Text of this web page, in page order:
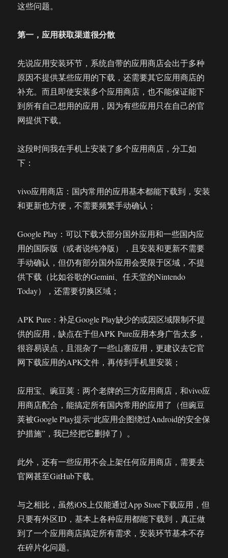
这些问题。
第一，应用获取渠道很分散
先说应用安装环节，系统自带的应用商店会出于多种
原因不提供某些应用的下载，还需要其它应用商店的
补充。而且即使安装多个应用商店，也不能保证能下
到所有自己想用的应用，因为有些应用只在自己的官
网提供下载。
这段时间我在手机上安装了多个应用商店，分工如
下：
vivo应用商店：国内常用的应用基本都能下载到，安装
和更新也方便，不需要频繁手动确认；
Google Play：可以下载大部分国外应用和一些国内应
用的国际版（或者说纯净版），且安装和更新不需要
手动确认，但仍有部分国外应用会受限于区域，不提
供下载（比如谷歌的Gemini、任天堂的Nintendo
Today），还需要切换区域；
APK Pure：补足Google Play缺少的或因区域限制不提
供的应用，缺点在于但APK Pure应用本身广告太多，
很容易误点，且混杂了一些山寨应用，更建议去它官
网下载应用的APK文件，再传到手机里安装；
应用宝、豌豆荚：两个老牌的三方应用商店，和vivo应
用商店配合，能搞定所有国内常用的应用了（但豌豆
荚被Google Play提示“此应用企图绕过Android的安全保
护措施”，我已经把它删掉了）。
此外，还有一些应用不会上架任何应用商店，需要去
官网甚至GitHub下载。
与之相比，虽然iOS上仅能通过App Store下载应用，但
只要有外区ID，基本上各种应用都能下载到，真正做
到了一个应用商店搞定所有需求，安装环节基本不存
在碎片化问题。